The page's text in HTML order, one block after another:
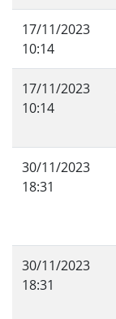
17/11/2023
10:14
17/11/2023
10:14
30/11/2023
18:31
30/11/2023
18:31